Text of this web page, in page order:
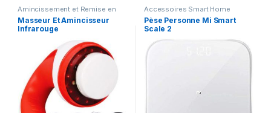
Amincissement et Remise en
Forme Appareil De Massage
Masseur Et Amincisseur
Infrarouge
Accessoires Smart Home
Pèse Personne Mi Smart
Scale 2